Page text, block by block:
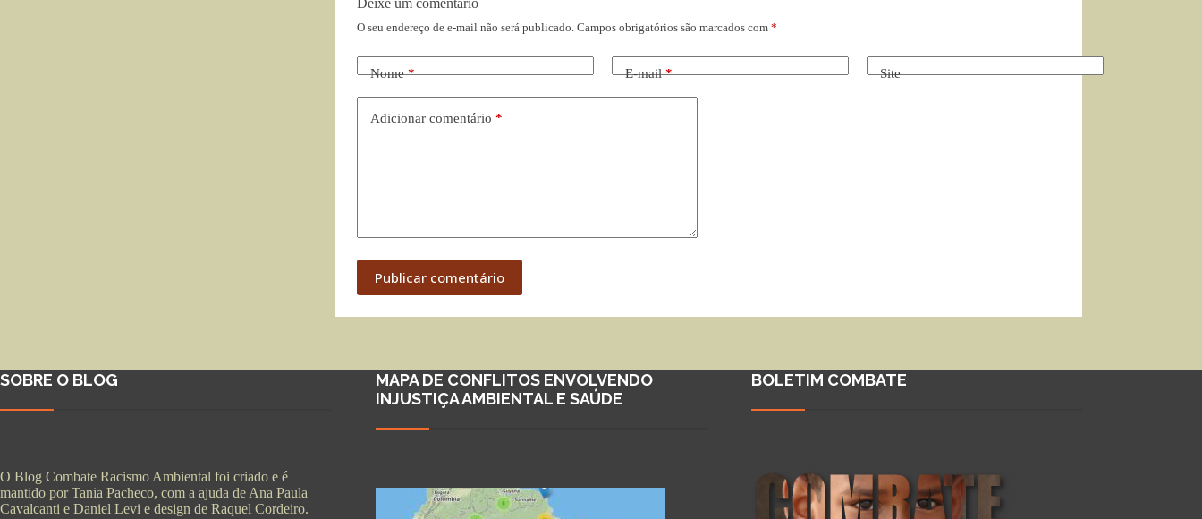
O seu endereço de e-mail não será publicado. Campos obrigatórios são marcados com *
Nome* E-mail* Site
Adicionar comentário *
Publicar comentário
SOBRE O BLOG
O Blog Combate Racismo Ambiental foi criado e é
mantido por Tania Pacheco, com a ajuda de Ana Paula
Cavalcanti e Daniel Levi e design de Raquel Cordeiro.
MAPA DE CONFLITOS ENVOLVENDO
INJUSTIÇA AMBIENTAL E SAÚDE
BOLETIM COMBATE